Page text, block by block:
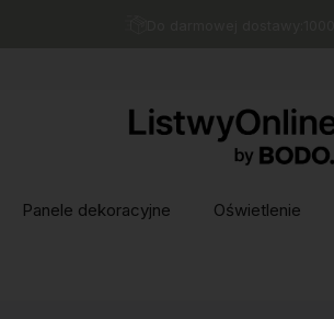
Panele dekoracyjne Oświetlenie